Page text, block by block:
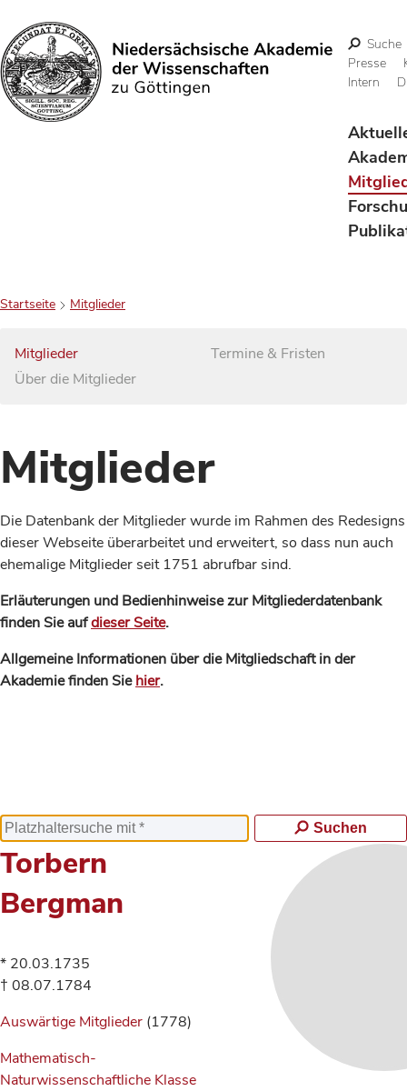
Suchen
Suche
Presse
Intern
Startseite Mitglieder
Mitglieder
Über die Mitglieder
Termine & Fristen
Mitglieder
Die Datenbank der Mitglieder wurde im Rahmen des Redesigns
dieser Webseite überarbeitet und erweitert, so dass nun auch
ehemalige Mitglieder seit 1751 abrufbar sind.
Erläuterungen und Bedienhinweise zur Mitgliederdatenbank
finden Sie aufdieser Seite.
Allgemeine Informationen über die Mitgliedschaft in der
Akademie finden Siehier.
Suchen
Torbern
Bergman
* 20.03.1735
† 08.07.1784
Auswärtige Mitglieder (1778)
Mathematisch-
Naturwissenschaftliche Klasse